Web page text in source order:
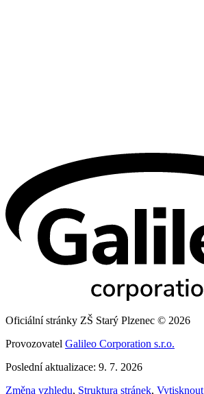
Oficiální stránky ZŠ Starý Plzenec © 2026
Provozovatel Galileo Corporation s.r.o.
Poslední aktualizace: 9. 7. 2026
Změna vzhledu, Struktura stránek, Vytisknout